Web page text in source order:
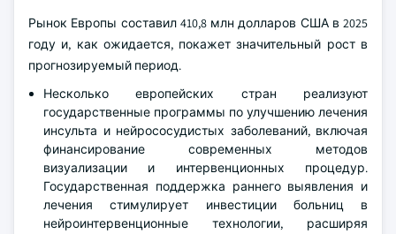
Рынок Европы составил 410,8 млн долларов США в 2025
году и, как ожидается, покажет значительный рост в
прогнозируемый период.
Несколько европейских стран реализуют
государственные программы по улучшению лечения
инсульта и нейрососудистых заболеваний, включая
финансирование современных методов
визуализации и интервенционных процедур.
Государственная поддержка раннего выявления и
лечения стимулирует инвестиции больниц в
нейроинтервенционные технологии, расширяя